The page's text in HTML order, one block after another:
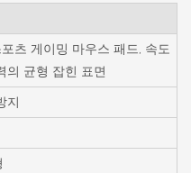
츠 게이밍 마우스 패드, 속도
의 균형 잡힌 표면
지